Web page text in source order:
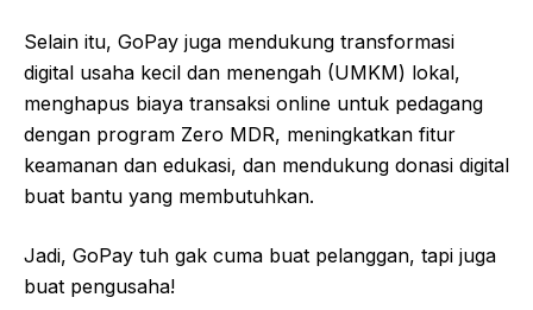
Selain itu, GoPay juga mendukung transformasi
digital usaha kecil dan menengah (UMKM) lokal,
menghapus biaya transaksi online untuk pedagang
dengan program Zero MDR, meningkatkan fitur
keamanan dan edukasi, dan mendukung donasi digital
buat bantu yang membutuhkan.
Jadi, GoPay tuh gak cuma buat pelanggan, tapi juga
buat pengusaha!